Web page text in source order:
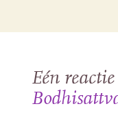
Eén